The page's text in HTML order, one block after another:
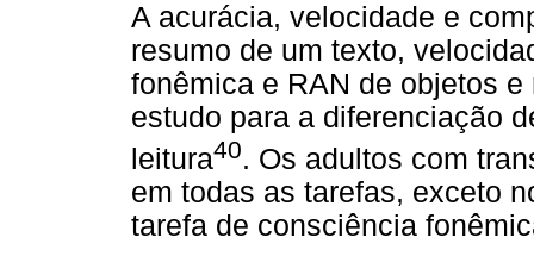
A acurácia, velocidade e
resumo de um texto,
fonêmica e RAN de objetos
estudo para a diferenciação
leitura40. Os adultos com
em todas as tarefas, exceto
tarefa de consciência